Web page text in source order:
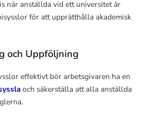
när anställda vid ett universitet är
för att upprätthålla akademisk
och Uppföljning
effektivt bör arbetsgivaren ha en
och säkerställa att alla anställda